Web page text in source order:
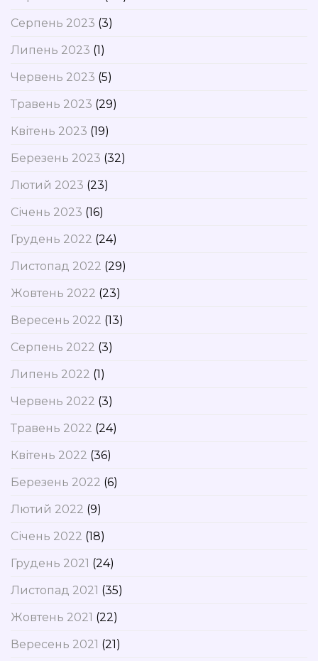
Серпень 2023 (3)
Липень 2023 (1)
Червень 2023 (5)
Травень 2023 (29)
Квітень 2023 (19)
Березень 2023 (32)
Лютий 2023 (23)
Січень 2023 (16)
Грудень 2022 (24)
Листопад 2022 (29)
Жовтень 2022 (23)
Вересень 2022 (13)
Серпень 2022 (3)
Липень 2022 (1)
Червень 2022 (3)
Травень 2022 (24)
Квітень 2022 (36)
Березень 2022 (6)
Лютий 2022 (9)
Січень 2022 (18)
Грудень 2021 (24)
Листопад 2021 (35)
Жовтень 2021 (22)
Вересень 2021 (21)